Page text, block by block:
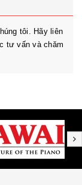
tôi. Hãy liên
tư vấn và chăm